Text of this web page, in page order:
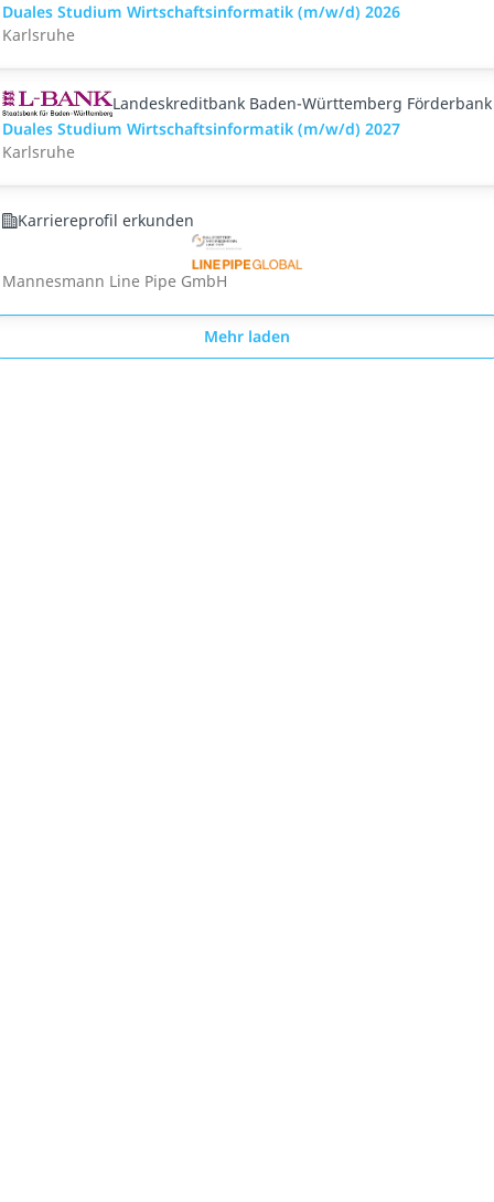
Duales Studium Wirtschaftsinformatik (m/w/d) 2026
Karlsruhe
Landeskreditbank Baden-Württemberg Förderbank
Duales Studium Wirtschaftsinformatik (m/w/d) 2027
Karlsruhe
Karriereprofil erkunden
Mannesmann Line Pipe GmbH
Mehr laden